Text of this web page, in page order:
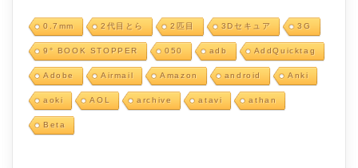
0.7mm 2代目とら 2匹目 3Dセキュア 3G
9° BOOK STOPPER 050 adb AddQuicktag
Adobe Airmail Amazon android Anki
aoki AOL archive atavi athan
Beta